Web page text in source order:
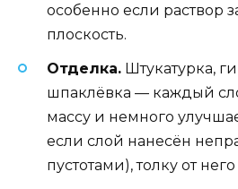
особенно если раствор
плоскость.
Отделка. Штукатурка,
шпаклёвка — каждый
массу и немного
если слой нанесён
пустотами), толку от